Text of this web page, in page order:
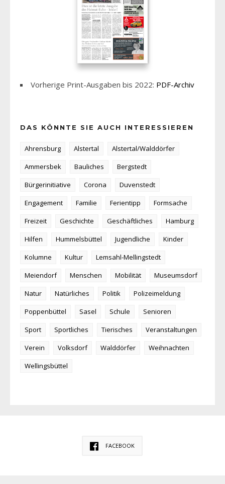
Vorherige Print-Ausgaben bis 2022: PDF-Archiv
DAS KÖNNTE SIE AUCH INTERESSIEREN
Ahrensburg Alstertal
Alstertal/Walddörfer
Ammersbek
Bauliches
Bergstedt
Bürgerinitiative
Corona
Duvenstedt
Engagement
Familie Ferientipp
Formsache
Freizeit
Geschichte Geschäftliches
Hamburg
Hilfen
Hummelsbüttel Jugendliche
Kinder
Kolumne
Kultur
Lemsahl-Mellingstedt
Meiendorf
Menschen Mobilität
Museumsdorf
Natur
Natürliches Politik
Polizeimeldung
Poppenbüttel
Sasel Schule
Senioren
Sport
Sportliches Tierisches
Veranstaltungen
Verein
Volksdorf Walddörfer
Weihnachten
Wellingsbüttel
FACEBOOK